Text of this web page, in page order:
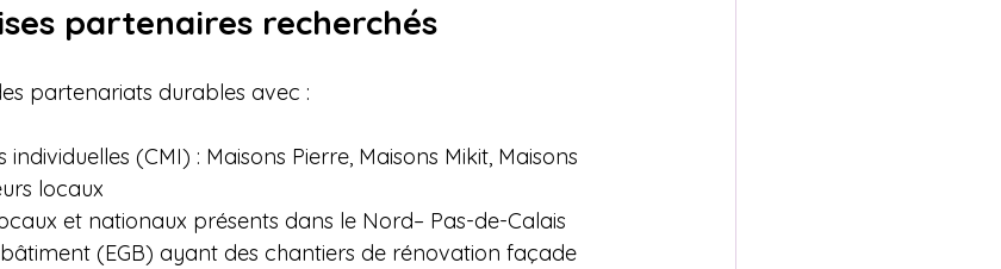
partenaires recherchés
partenariats durables avec :
(CMI) : Maisons Pierre, Maisons Mikit, Maisons
locaux
et nationaux présents dans le Nord– Pas-de-Calais
(EGB) ayant des chantiers de rénovation façade